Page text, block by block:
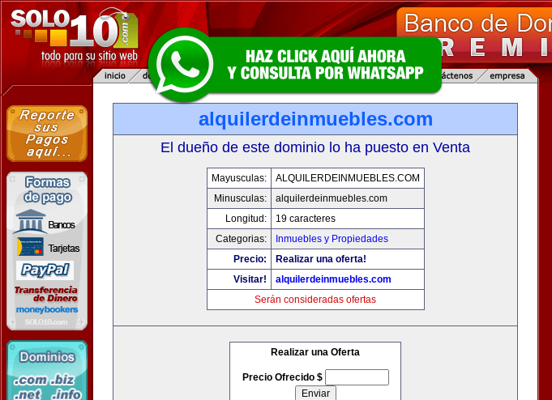
alquilerdeinmuebles.com
El dueño de este dominio lo ha puesto en Venta
Mayusculas:
ALQUILERDEINMUEBLES.COM
Minusculas:
alquilerdeinmuebles.com
Longitud:
19 caracteres
Categorias:
Inmuebles y Propiedades
Precio:
Realizar una oferta!
Visitar!
alquilerdeinmuebles.com
Serán consideradas ofertas
Realizar una Oferta
Precio Ofrecido $